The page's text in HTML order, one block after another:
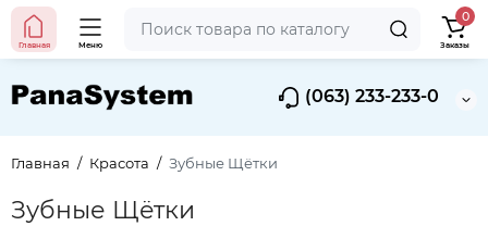
(063) 233-233-0
Главная Меню
0
Заказы
Главная Красота Зубные Щётки
Зубные Щётки